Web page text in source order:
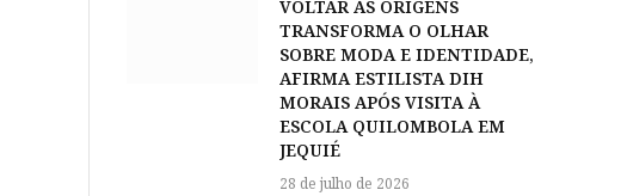
VOLTAR ÀS ORIGENS
TRANSFORMA O OLHAR
SOBRE MODA E IDENTIDADE,
AFIRMA ESTILISTA DIH
MORAIS APÓS VISITA À
ESCOLA QUILOMBOLA EM
JEQUIÉ
28 de julho de 2026